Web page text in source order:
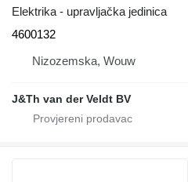
Elektrika - upravljačka jedinica
4600132
Nizozemska, Wouw
J&Th van der Veldt BV